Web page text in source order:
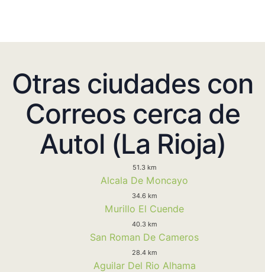
Otras ciudades con
Correos cerca de
Autol (La Rioja)
51.3 km
Alcala De Moncayo
34.6 km
Murillo El Cuende
40.3 km
San Roman De Cameros
28.4 km
Aguilar Del Rio Alhama